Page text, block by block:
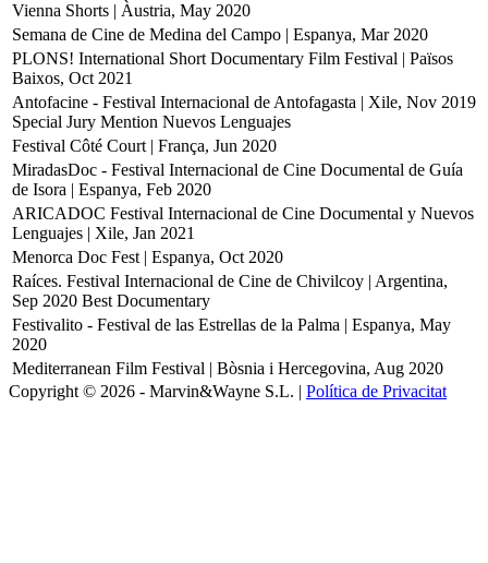
Vienna Shorts | Àustria, May 2020
Semana de Cine de Medina del Campo | Espanya, Mar 2020
PLONS! International Short Documentary Film Festival | Països
Baixos, Oct 2021
Antofacine - Festival Internacional de Antofagasta | Xile, Nov 2019
Special Jury Mention Nuevos Lenguajes
Festival Côté Court | França, Jun 2020
MiradasDoc - Festival Internacional de Cine Documental de Guía
de Isora | Espanya, Feb 2020
ARICADOC Festival Internacional de Cine Documental y Nuevos
Lenguajes | Xile, Jan 2021
Menorca Doc Fest | Espanya, Oct 2020
Raíces. Festival Internacional de Cine de Chivilcoy | Argentina,
Sep 2020 Best Documentary
Festivalito - Festival de las Estrellas de la Palma | Espanya, May
2020
Mediterranean Film Festival | Bòsnia i Hercegovina, Aug 2020
Copyright © 2026 - Marvin&Wayne S.L. | Política de Privacitat